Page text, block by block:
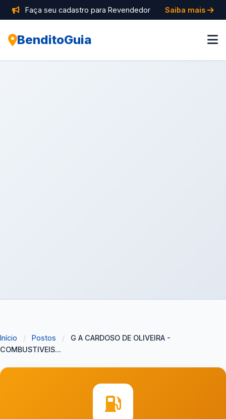
Faça seu cadastro para Revendedor Saiba mais
BenditoGuia
Início / Postos /
G A CARDOSO DE OLIVEIRA -
COMBUSTIVEIS...